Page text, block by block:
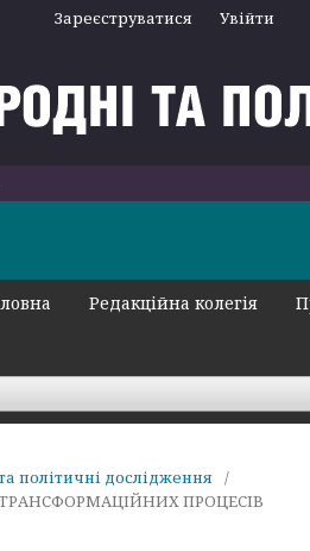
Редакційна колегія
Зареєструватися Увійти
політичні дослідження
/
ПРОЦЕСІВ